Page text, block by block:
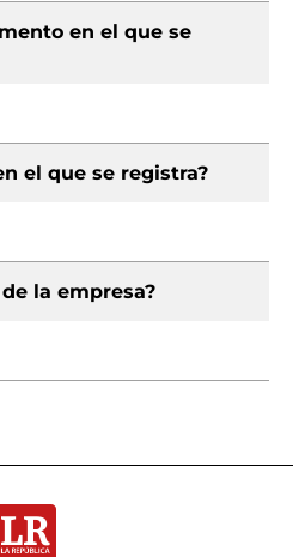
en el que se
el que se registra?
la empresa?